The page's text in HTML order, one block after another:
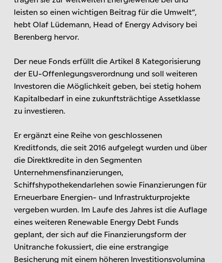
leisten so einen wichtigen Beitrag für die Umwelt“,
hebt Olaf Lüdemann, Head of Energy Advisory bei
Berenberg hervor.
Der neue Fonds erfüllt die Artikel 8 Kategorisierung
der EU-Offenlegungsverordnung und soll weiteren
Investoren die Möglichkeit geben, bei stetig hohem
Kapitalbedarf in eine zukunftsträchtige Assetklasse
zu investieren.
Er ergänzt eine Reihe von geschlossenen
Kreditfonds, die seit 2016 aufgelegt wurden und über
die Direktkredite in den Segmenten
Unternehmensfinanzierungen,
Schiffshypothekendarlehen sowie Finanzierungen für
Erneuerbare Energien- und Infrastrukturprojekte
vergeben wurden. Im Laufe des Jahres ist die Auflage
eines weiteren Renewable Energy Debt Funds
geplant, der sich auf die Finanzierungsform der
Unitranche fokussiert, die eine erstrangige
Besicherung mit einem höheren Investitionsvolumina